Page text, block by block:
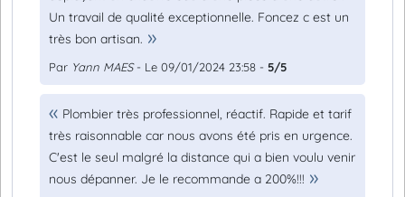
Un travail de qualité exceptionnelle. Foncez c est un
très bon artisan.
Par Yann MAES- Le 09/01/2024 23:58 - 5/5
Plombier très professionnel, réactif. Rapide et tarif
très raisonnable car nous avons été pris en urgence.
C'est le seul malgré la distance qui a bien voulu venir
nous dépanner. Je le recommande a 200%!!!